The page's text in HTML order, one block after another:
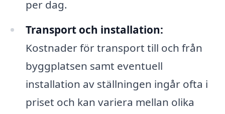
per dag.
Transport och installation:
Kostnader för transport till och från
byggplatsen samt eventuell
installation av ställningen ingår ofta i
priset och kan variera mellan olika